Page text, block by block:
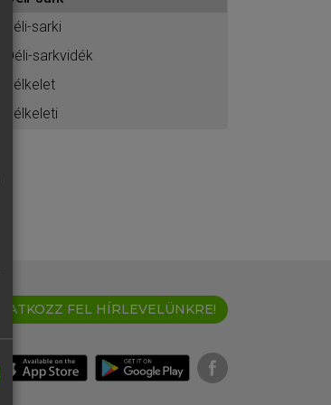
déli-sarki
Déli-sarkvidék
délkelet
délkeleti
IRATKOZZ FEL HÍRLEVELÜNKRE!